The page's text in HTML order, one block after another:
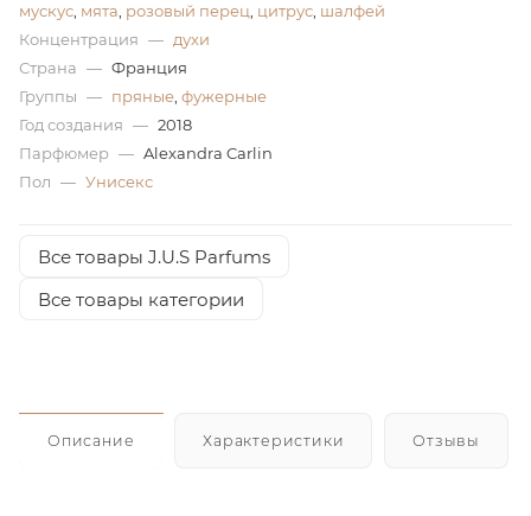
мускус мята розовый перец цитрус шалфей
Концентрация — духи
Страна — Франция
Группы — пряные фужерные
Год создания — 2018
Парфюмер — Alexandra Carlin
Пол — Унисекс
Все товары J.U.S Parfums
Все товары категории
Описание Характеристики Отзывы